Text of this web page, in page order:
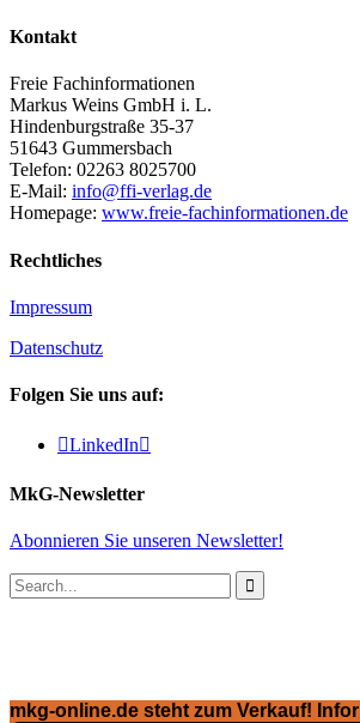
Kontakt
Freie Fachinformationen
Markus Weins GmbH i. L.
Hindenburgstraße 35-37
51643 Gummersbach
Telefon: 02263 8025700
E-Mail: info@ffi-verlag.de
Homepage: www.freie-fachinformationen.de
Rechtliches
Impressum
Datenschutz
Folgen Sie uns auf:
LinkedIn
MkG-Newsletter
Abonnieren Sie unseren Newsletter!

mkg-online.de steht zum Verkauf!